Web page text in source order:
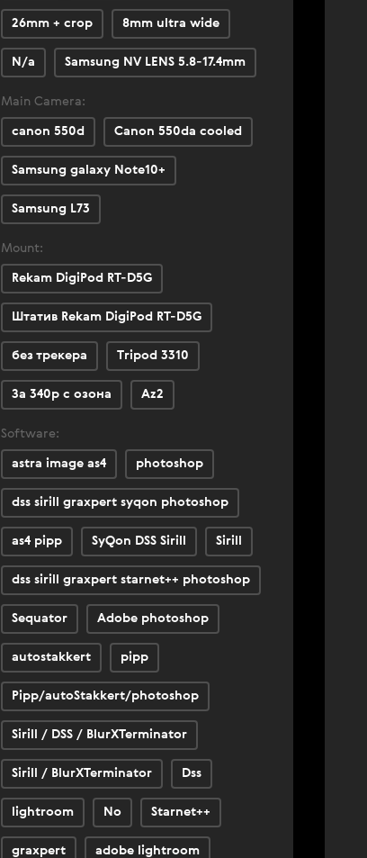
26mm + crop 8mm ultra wide
N/a Samsung NV LENS 5.8-17.4mm
Main Camera:
canon 550d Canon 550da cooled
Samsung galaxy Note10+
Samsung L73
Mount:
Rekam DigiPod RT-D5G
Штатив Rekam DigiPod RT-D5G
без трекера Tripod 3310
За 340р с озона Az2
Software:
astra image as4 photoshop
dss sirill graxpert syqon photoshop
as4 pipp SyQon DSS Sirill Sirill
dss sirill graxpert starnet++ photoshop
Sequator Adobe photoshop
autostakkert pipp
Pipp/autoStakkert/photoshop
Sirill / DSS / BlurXTerminator
Sirill / BlurXTerminator Dss
lightroom No Starnet++
graxpert adobe lightroom